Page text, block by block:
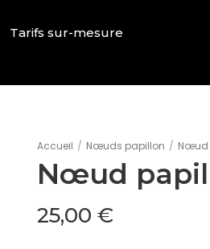
Tarifs sur-mesure
Accueil / Nœuds papillon / Nœud
Nœud
25,00 €